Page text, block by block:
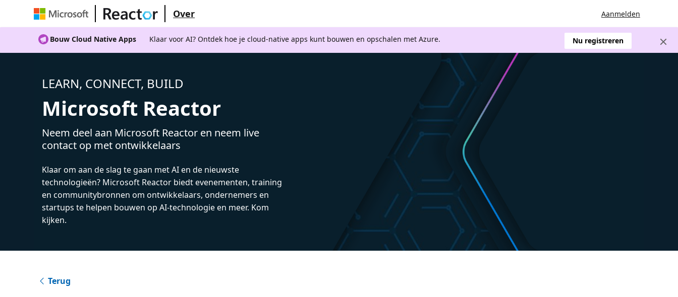
Over Aanmelden
Bouw Cloud Native Apps Klaar voor AI? Ontdek hoe je cloud-native apps kunt bouwen en opschalen met Azure. Nu registreren
LEARN, CONNECT, BUILD
Microsoft Reactor
Neem deel aan Microsoft Reactor en neem live
contact op met ontwikkelaars
Klaar om aan de slag te gaan met AI en de nieuwste
technologieën? Microsoft Reactor biedt evenementen, training
en communitybronnen om ontwikkelaars, ondernemers en
startups te helpen bouwen op AI-technologie en meer. Kom
kijken.
Terug